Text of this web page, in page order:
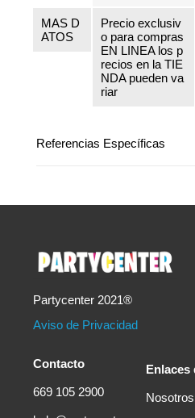
MAS D
ATOS
Precio exclusiv
o para compras
EN LINEA los p
recios en la TIE
NDA pueden va
riar
Referencias Específicas
Partycenter 2021®
Aviso de Privacidad
Contacto
669 105 2900
Enlaces
Nosotros